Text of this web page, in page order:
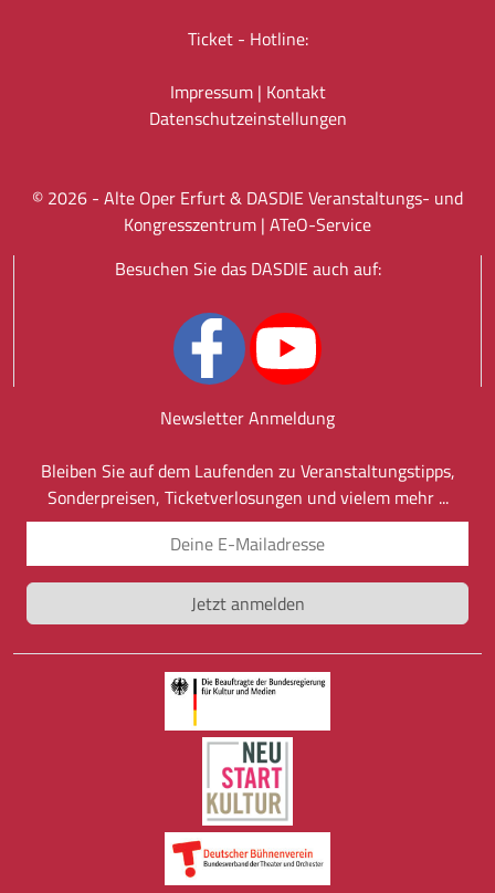
Ticket - Hotline:
Impressum| Kontakt
Datenschutz­einstellungen
© 2026 - Alte Oper Erfurt & DASDIE Veranstaltungs- und
Kongresszentrum | ATeO-Service
Besuchen Sie das DASDIE auch auf:
Newsletter Anmeldung
Bleiben Sie auf dem Laufenden zu Veranstaltungstipps,
Sonderpreisen, Ticketverlosungen und vielem mehr ...